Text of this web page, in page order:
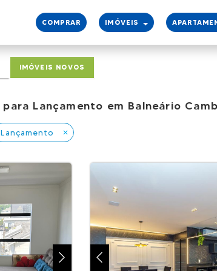
COMPRAR IMÓVEIS
IMÓVEIS NOVOS
para Lançamento em Balneário
Lançamento close